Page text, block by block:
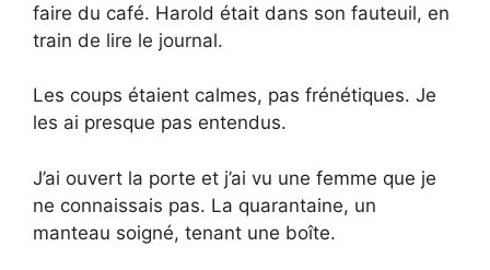
faire du café. Harold était dans son fauteuil, en
train de lire le journal.
Les coups étaient calmes, pas frénétiques. Je
les ai presque pas entendus.
J’ai ouvert la porte et j’ai vu une femme que je
ne connaissais pas. La quarantaine, un
manteau soigné, tenant une boîte.